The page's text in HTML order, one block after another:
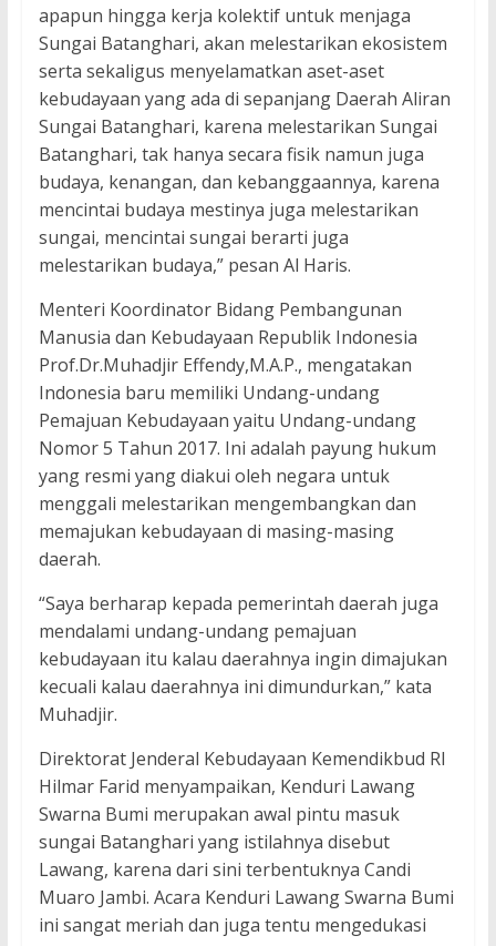
apapun hingga kerja kolektif untuk menjaga
Sungai Batanghari, akan melestarikan ekosistem
serta sekaligus menyelamatkan aset-aset
kebudayaan yang ada di sepanjang Daerah Aliran
Sungai Batanghari, karena melestarikan Sungai
Batanghari, tak hanya secara fisik namun juga
budaya, kenangan, dan kebanggaannya, karena
mencintai budaya mestinya juga melestarikan
sungai, mencintai sungai berarti juga
melestarikan budaya,” pesan Al Haris.
Menteri Koordinator Bidang Pembangunan
Manusia dan Kebudayaan Republik Indonesia
Prof.Dr.Muhadjir Effendy,M.A.P., mengatakan
Indonesia baru memiliki Undang-undang
Pemajuan Kebudayaan yaitu Undang-undang
Nomor 5 Tahun 2017. Ini adalah payung hukum
yang resmi yang diakui oleh negara untuk
menggali melestarikan mengembangkan dan
memajukan kebudayaan di masing-masing
daerah.
“Saya berharap kepada pemerintah daerah juga
mendalami undang-undang pemajuan
kebudayaan itu kalau daerahnya ingin dimajukan
kecuali kalau daerahnya ini dimundurkan,” kata
Muhadjir.
Direktorat Jenderal Kebudayaan Kemendikbud RI
Hilmar Farid menyampaikan, Kenduri Lawang
Swarna Bumi merupakan awal pintu masuk
sungai Batanghari yang istilahnya disebut
Lawang, karena dari sini terbentuknya Candi
Muaro Jambi. Acara Kenduri Lawang Swarna Bumi
ini sangat meriah dan juga tentu mengedukasi